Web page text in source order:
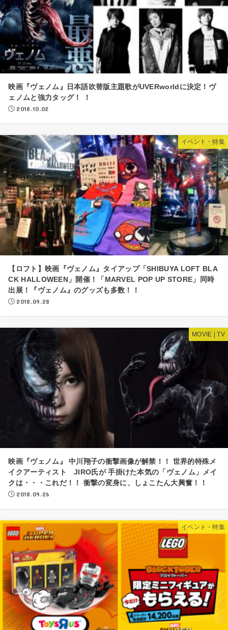
映画『ヴェノム』日本語吹替版主題歌がUVERworldに決定！ヴ
ェノムと強力タッグ！ ！
2018.10.02
イベント・特集
【ロフト】映画『ヴェノム』タイアップ「SHIBUYA LOFT BLA
CK HALLOWEEN」開催！「MARVEL POP UP STORE」同時
出展！『ヴェノム』のグッズも多数！！
2018.09.28
MOVIE | TV
映画『ヴェノム』 中川翔子の衝撃画像が解禁！！ 世界的特殊メ
イクアーティスト JIRO氏が 手掛けた本気の「ヴェノム」メイ
クは・・・これだ！！ 衝撃の変身に、しょこたん大興奮！！
2018.09.26
イベント・特集